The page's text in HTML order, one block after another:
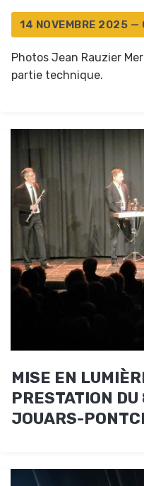
14 NOVEMBRE 2025 —
Photos Jean Rauzier
partie technique.
MISE EN
PRESTATION
JOUARS-